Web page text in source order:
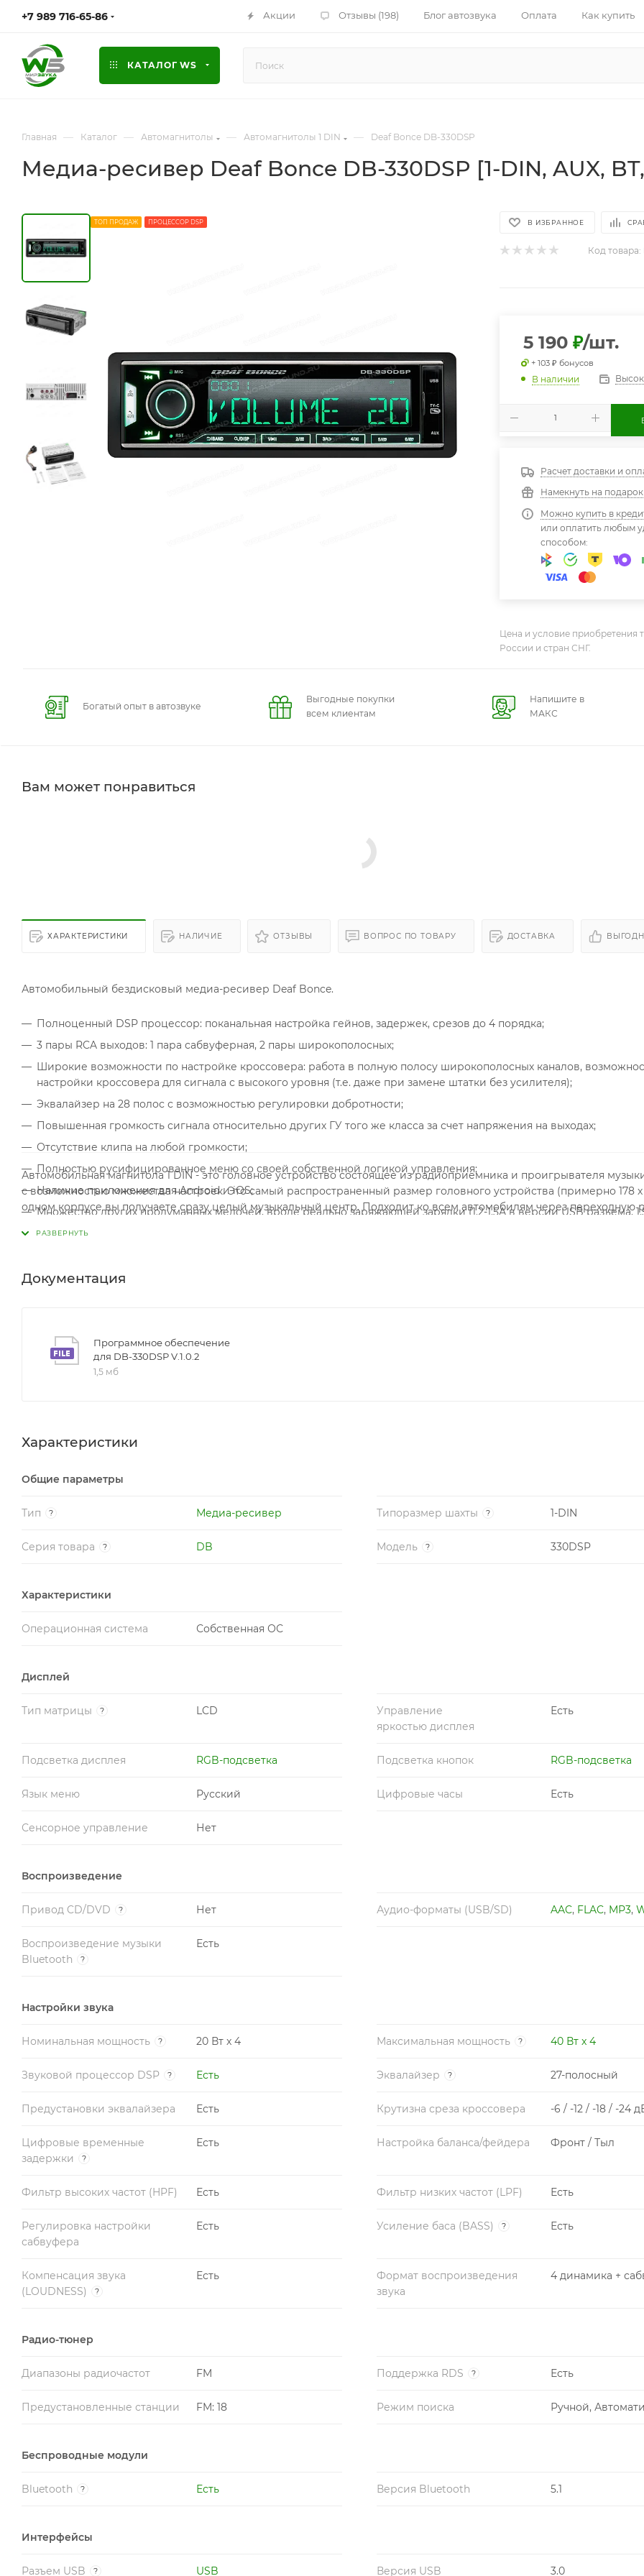
+7 989 716-65-86 Акции Отзывы (198) Блог автозвука Оплата Как купить
КАТАЛОГ WS
Главная — Каталог — Автомагнитолы — Автомагнитолы 1 DIN — Deaf Bonce DB-330DSP
Медиа-ресивер Deaf Bonce DB-330DSP [1-DIN, AUX,
ТОП ПРОДАЖ ПРОЦЕССОР DSP В ИЗБРАННОЕ
Код товара:
5 190 ₽/шт.
+ 103 ₽ бонусов
В наличии
Расчет доставки и
Намекнуть на подарок
Можно купить в
или оплатить любым
способом:
Цена и условие приобретения
России и стран СНГ.
Богатый опыт в автозвуке
Выгодные покупки
всем клиентам
Напишите в
МАКС
Вам может понравиться
ХАРАКТЕРИСТИКИ НАЛИЧИЕ ОТЗЫВЫ ВОПРОС ПО ТОВАРУ ДОСТАВКА
Автомобильный бездисковый медиа-ресивер Deaf Bonce.
Полноценный DSP процессор: поканальная настройка гейнов, задержек, срезов до 4 порядка;
3 пары RCA выходов: 1 пара сабвуферная, 2 пары широкополосных;
Широкие возможности по настройке кроссовера: работа в полную полосу широкополосных каналов,
настройки кроссовера для сигнала с высокого уровня (т.е. даже при замене штатки без усилителя);
Эквалайзер на 28 полос с возможностью регулировки добротности;
Повышенная громкость сигнала относительно других ГУ того же класса за счет напряжения на выходах;
Отсутствие клипа на любой громкости;
Полностью русифицированное меню со своей собственной логикой управления;
Наличие приложения для Android и iOS;
Множество других продуманных мелочей, вроде реально заряжающей зарядки (1.2-1.5А в версии USB разъема,
версии Type-C), повышенной хладостойкости (температура 100% работоспособности от -20°C).
Автомобильная магнитола 1 DIN - это головное устройство состоящее из радиоприемника и проигрывателя
с возможностью множества настроек. Это самый распространенный размер головного устройства (примерно 178
одном корпусе вы получаете сразу целый музыкальный центр. Подходит ко всем автомобилям через переходную
Документация
Программное обеспечение
для DB-330DSP V.1.0.2
1,5 мб
Характеристики
Общие параметры
Тип ? Медиа-ресивер Типоразмер шахты ? 1-DIN
Серия товара ? DB Модель ? 330DSP
Характеристики
Операционная система Собственная ОС
Дисплей
Тип матрицы ? LCD
Управление
яркостью дисплея
Есть
Подсветка дисплея RGB-подсветка Подсветка кнопок RGB-подсветка
Язык меню Русский Цифровые часы Есть
Сенсорное управление Нет
Воспроизведение
Привод CD/DVD ? Нет Аудио-форматы (USB/SD) AAC, FLAC, MP3,
Воспроизведение музыки
Bluetooth
?
Есть
Настройки звука
Номинальная мощность ? 20 Вт x 4 Максимальная мощность ? 40 Вт x 4
Звуковой процессор DSP ? Есть Эквалайзер ? 27-полосный
Предустановки эквалайзера Есть Крутизна среза кроссовера -6 / -12 / -18 / -24
Цифровые временные
задержки
?
Есть Настройка баланса/фейдера Фронт / Тыл
Фильтр высоких частот (HPF) Есть Фильтр низких частот (LPF) Есть
Регулировка настройки
сабвуфера
Есть Усиление баса (BASS) ? Есть
Компенсация звука
(LOUDNESS)
?
Есть
Формат воспроизведения
звука
4 динамика +
Радио-тюнер
Диапазоны радиочастот FM Поддержка RDS ? Есть
Предустановленные станции FM: 18 Режим поиска Ручной,
Беспроводные модули
Bluetooth ? Есть Версия Bluetooth 5.1
Интерфейсы
Разъем USB ? USB Версия USB 3.0